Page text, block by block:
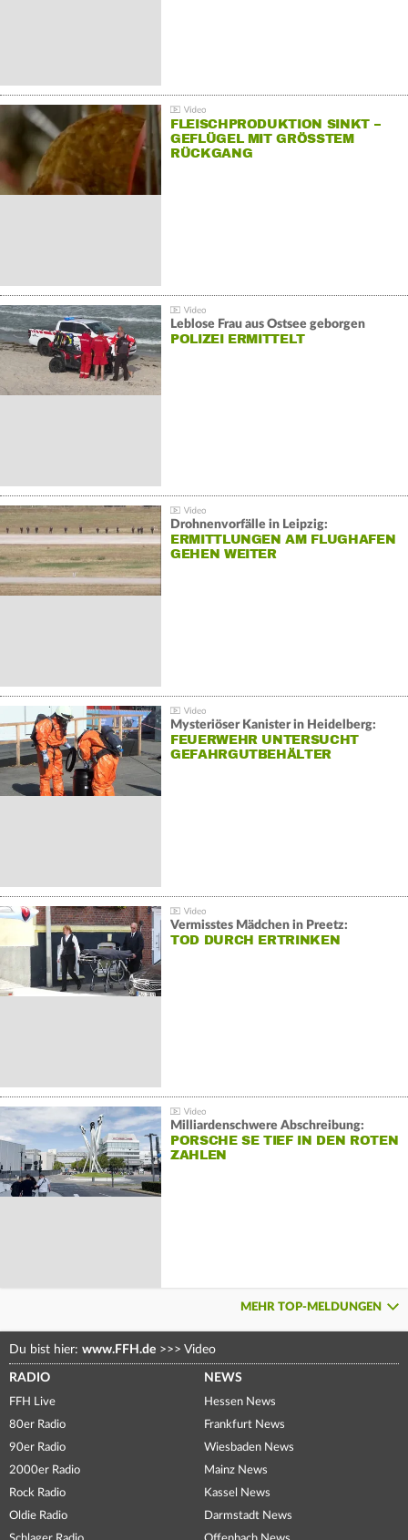
FLEISCHPRODUKTION SINKT –
GEFLÜGEL MIT GRÖSSTEM R
ÜCKGANG
Leblose Frau aus Ostsee geborgen
POLIZEI ERMITTELT
Drohnenvorfälle in Leipzig:
ERMITTLUNGEN AM FLUGHAFEN
GEHEN WEITER
Mysteriöser Kanister in Heidelberg:
FEUERWEHR UNTERSUCHT
GEFAHRGUTBEHÄLTER
Vermisstes Mädchen in Preetz:
TOD DURCH ERTRINKEN
Milliardenschwere Abschreibung:
PORSCHE SE TIEF IN DEN ROTEN
ZAHLEN
MEHR TOP-MELDUNGEN
Du bist hier: www.FFH.de >>> Video
RADIO
FFH Live
80er Radio
90er Radio
2000er Radio
Rock Radio
Oldie Radio
NEWS
Hessen News
Frankfurt News
Wiesbaden News
Mainz News
Kassel News
Darmstadt News